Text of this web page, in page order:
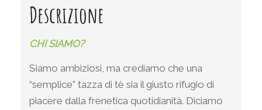
Descrizione
CHI SIAMO?
Siamo ambiziosi, ma crediamo che una
“semplice” tazza di tè sia il giusto rifugio di
piacere dalla frenetica quotidianità. Diciamo